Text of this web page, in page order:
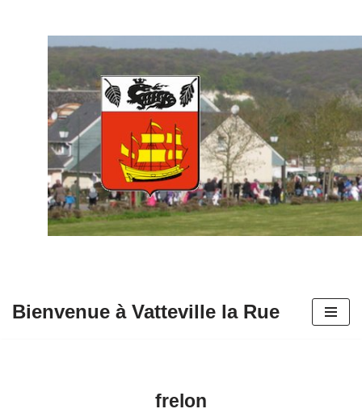
contenu
Bienvenue à Vatteville la Rue
frelon